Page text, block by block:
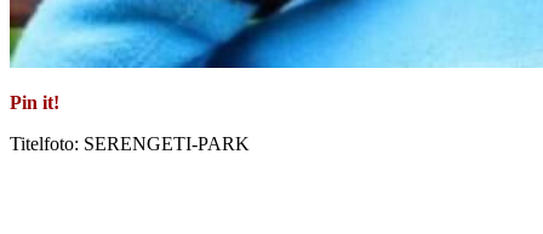
Pin it!
Titelfoto: SERENGETI-PARK